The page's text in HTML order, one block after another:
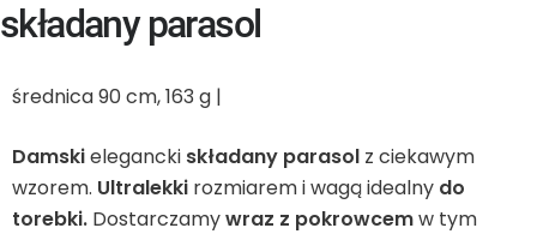
Leżaki
Akcesoria
średnica 90 cm, 163 g |
Damskielegancki składany parasol z ciekawym
wzorem. Ultralekki rozmiarem i wagą idealny do
torebki. Dostarczamywraz z pokrowcemw tym
składany parasol